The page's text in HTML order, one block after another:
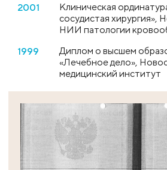
2001
Клиническая
сосудистая хирургия»,
НИИ патологии
1999
Диплом о высшем
«Лечебное дело»,
медицинский институт